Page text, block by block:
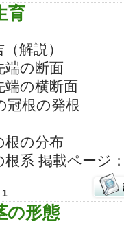
育
解説）
端の断面
端の横断面
冠根の発根
根の分布
根系 掲載ページ
1
の形態